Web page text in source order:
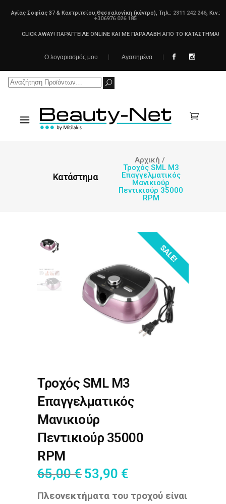
Αγίας Σοφίας 37 & Καστριτσίου,Θεσσαλονίκη (κέντρο), Τηλ.: 2311 242 246, Κιν.:
+306976 026 185
CLICK AWAY! ΠΑΡΑΓΓΕΙΛΕ ONLINE ΚΑΙ ΜΕ ΠΑΡΑΛΑΒΗ ΑΠΟ ΤΟ ΚΑΤΑΣΤΗΜΑ!
Ο λογαριασμός μου Αγαπημένα
Search
Κατάστημα
Αρχική /
Τροχός SML M3
Επαγγελματικός
Μανικιούρ
Πεντικιούρ 35000
RPM
SALE!
Τροχός SML M3
Επαγγελματικός
Μανικιούρ
Πεντικιούρ 35000
RPM
65,00€ 53,90 €
Πλεονεκτήματα του τροχού είναι